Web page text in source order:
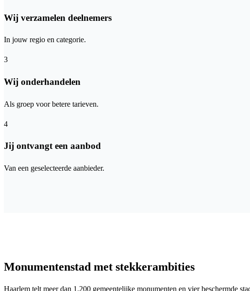
Wij verzamelen deelnemers
In jouw regio en categorie.
3
Wij onderhandelen
Als groep voor betere tarieven.
4
Jij ontvangt een aanbod
Van een geselecteerde aanbieder.
Monumentenstad met stekkerambities
Haarlem telt meer dan 1.200 gemeentelijke monumenten en vier beschermde